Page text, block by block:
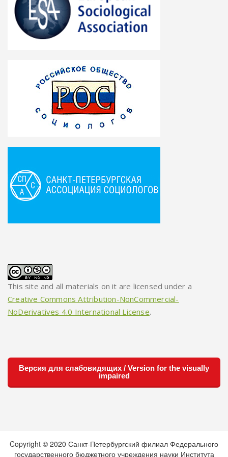
This site and all materials on it are licensed under a
Creative Commons Attribution-NonCommercial-
NoDerivatives 4.0 International License.
Версия для слабовидящих / Version for the visually
impaired
Copyright © 2020 Санкт-Петербургский филиал Федерального
государственного бюджетного учреждения науки Института